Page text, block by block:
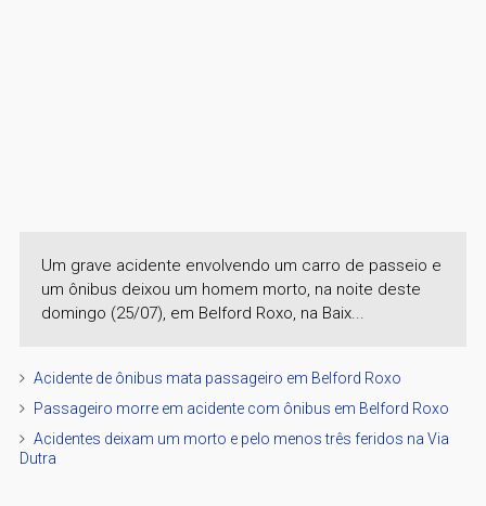
Um grave acidente envolvendo um carro de passeio e
um ônibus deixou um homem morto, na noite deste
domingo (25/07), em Belford Roxo, na Baix...
Acidente de ônibus mata passageiro em Belford Roxo
Passageiro morre em acidente com ônibus em Belford Roxo
Acidentes deixam um morto e pelo menos três feridos na Via
Dutra